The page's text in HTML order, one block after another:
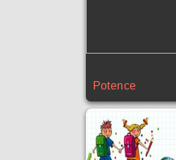
Potence